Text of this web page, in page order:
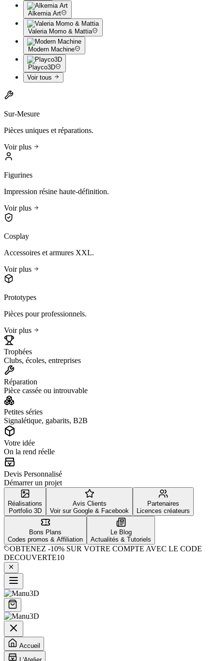
Alkemia Art
Valeria Momo & Mattia
Modern Machine
Playco3D
Voir tous
Sur-Mesure
Pièces uniques et réparations.
Voir plus
Figurines
Impression résine haute-définition.
Voir plus
Cosplay
Accessoires et armures XXL.
Voir plus
Prototypes
Pièces pour professionnels.
Voir plus
Trophées
Clubs, écoles, entreprises
Réparation
Pièce cassée ou introuvable
Petites séries
Signalétique, gabarits, B2B
Votre idée
On la rend réelle
Devis Personnalisé
Démarrer un projet
Réalisations
Portfolio 3D
Avis Clients
Voir sur Google & Facebook
Partenaires
Licences créateurs
Bons Plans
Codes promos & Affiliation
Le Blog
Actualités & Tutoriels
OBTENEZ -10% SUR VOTRE COMPTE AVEC LE CODE
DECOUVERTE10
Accueil